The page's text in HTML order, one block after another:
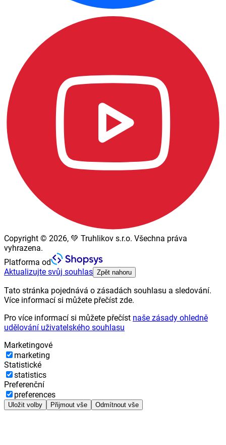
Copyright © 2026, 💚 Truhlikov s.r.o. Všechna práva
vyhrazena.
Platforma od
Aktualizujte svůj souhlas Zpět nahoru
Tato stránka pojednává o zásadách souhlasu a sledování.
Více informací si můžete přečíst zde.
Pro více informací si můžete přečíst naše zásady ohledně
udělování uživatelského souhlasu
Marketingové
marketing
Statistické
statistics
Preferenční
preferences
Uložit volby Přijmout vše Odmítnout vše